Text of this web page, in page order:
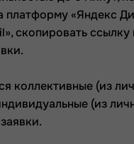
платформу «Яндекс
скопировать ссылку
коллективные (из
(из